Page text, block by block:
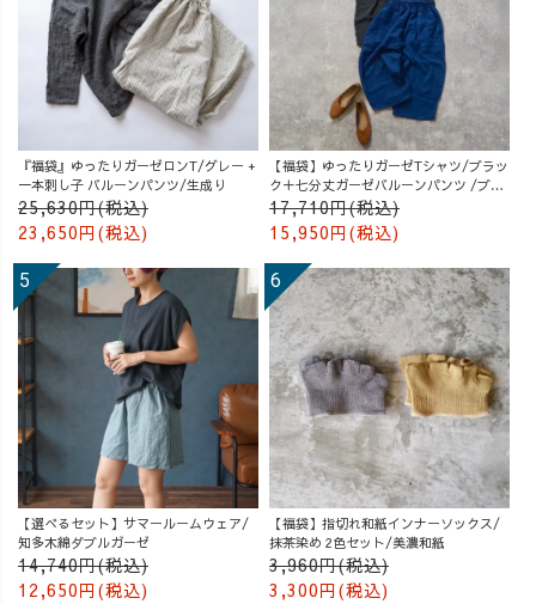
『福袋』ゆったりガーゼロンT/グレー +
一本刺し子 バルーンパンツ/生成り
25,630円(税込)
23,650円(税込)
【福袋】ゆったりガーゼTシャツ/ブラッ
ク＋七分丈ガーゼバルーンパンツ /ブル
ー
17,710円(税込)
15,950円(税込)
【選べるセット】サマールームウェア/
知多木綿ダブルガーゼ
14,740円(税込)
12,650円(税込)
【福袋】指切れ和紙インナーソックス/
抹茶染め 2色セット/美濃和紙
3,960円(税込)
3,300円(税込)